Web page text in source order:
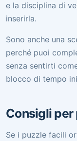
e la disciplina di
inserirla.
Sono anche una
perché puoi
senza sentirti
blocco di tempo
Consigli
Se i puzzle facili